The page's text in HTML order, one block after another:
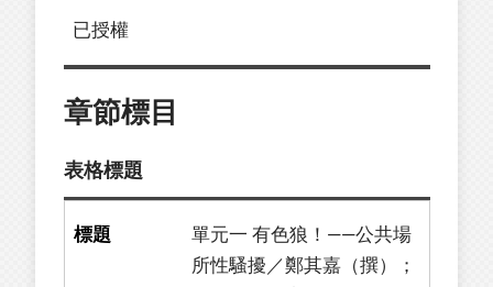
已授權
章節標目
表格標題
單元一 有色狼！——公共場
所性騷擾／鄭其嘉（撰）；